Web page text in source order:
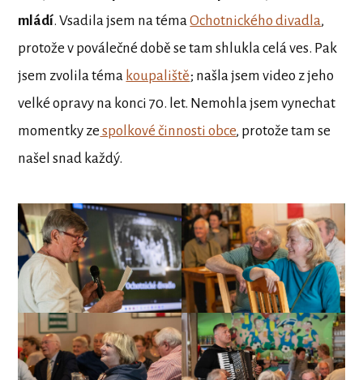
mládí. Vsadila jsem na témaOchotnického divadla,
protože v poválečné době se tam shlukla celá ves. Pak
jsem zvolila téma koupaliště; našla jsem video z jeho
velké opravy na konci 70. let. Nemohla jsem vynechat
momentky ze spolkové činnosti obce, protože tam se
našel snad každý.